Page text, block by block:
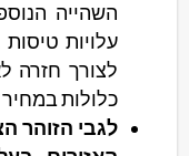
השהייה
עלויות
לצורך חזרה
כלולות במחיר
לגבי הזוהר